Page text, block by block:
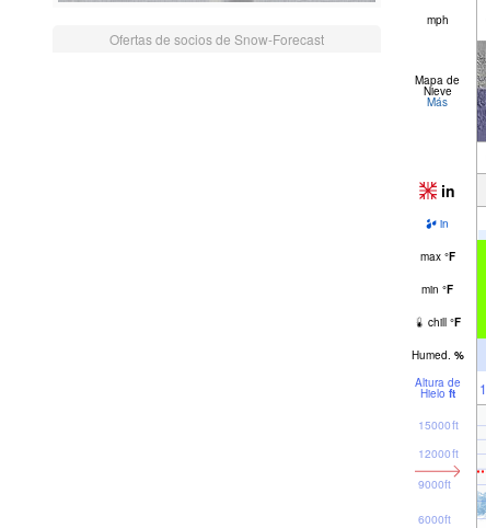
Ofertas de socios de Snow-Forecast
mph
Mapa de
Nieve
Más
in
in
max °F
min °F
chill °F
Humed. %
Altura de
Hielo ft
6000ft
9000ft
12000ft
15000ft